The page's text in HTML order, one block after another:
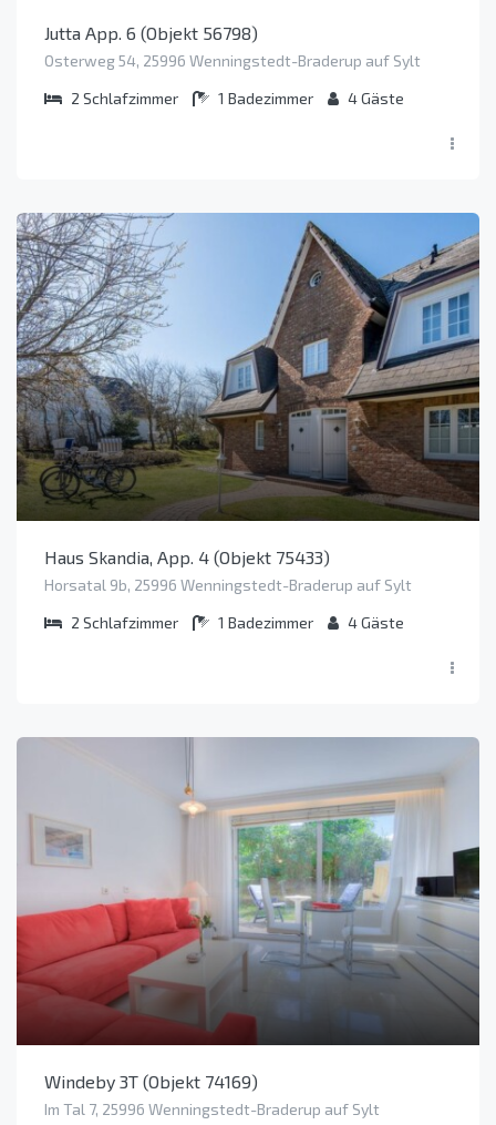
Jutta App. 6 (Objekt 56798)
Osterweg 54, 25996 Wenningstedt-Braderup auf Sylt
2 Schlafzimmer 1 Badezimmer 4Gäste
Haus Skandia, App. 4 (Objekt 75433)
Horsatal 9b, 25996 Wenningstedt-Braderup auf Sylt
2 Schlafzimmer 1 Badezimmer 4Gäste
Windeby 3T (Objekt 74169)
Im Tal 7, 25996 Wenningstedt-Braderup auf Sylt